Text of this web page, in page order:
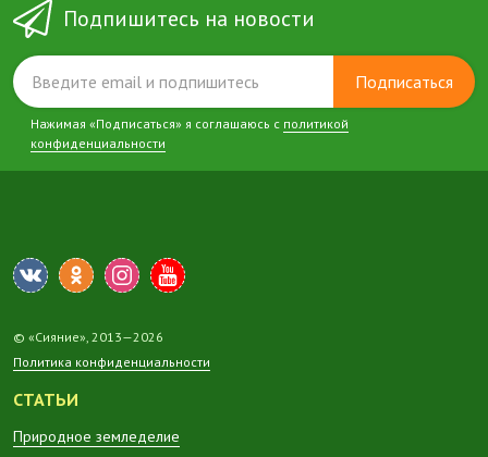
Подпишитесь на новости
Подписаться
Нажимая «Подписаться» я соглашаюсь с политикой
конфиденциальности
© «Сияние», 2013—2026
Политика конфиденциальности
СТАТЬИ
Природное земледелие